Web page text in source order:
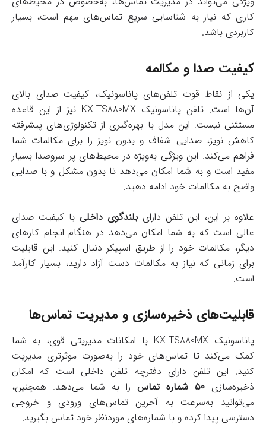
کاری که نیاز به شناسایی سریع تماس‌های مهم است، بسیار
کاربردی باشد.
کیفیت صدا و مکالمه
یکی از نقاط قوت تلفن‌های پاناسونیک، کیفیت صدای بالای
آن‌ها است. تلفن پاناسونیک KX-TS880MX نیز از این قاعده
مستثنی نیست. این مدل با بهره‌گیری از تکنولوژی‌های پیشرفته
کاهش نویز، صدایی شفاف و بدون نویز را برای مکالمات شما
فراهم می‌کند. این ویژگی به‌ویژه در محیط‌های پر سروصدا بسیار
مفید است و به شما امکان می‌دهد تا بدون مشکل و با صدایی
واضح به مکالمات خود ادامه دهید.
علاوه بر این، این تلفن دارای بلندگوی داخلی با کیفیت صدای
عالی است که به شما امکان می‌دهد در هنگام انجام کارهای
دیگر، مکالمات خود را از طریق اسپیکر دنبال کنید. این قابلیت
برای زمانی که نیاز به مکالمات دست آزاد دارید، بسیار کارآمد
است.
قابلیت‌های ذخیره‌سازی و مدیریت تماس‌ها
پاناسونیک KX-TS880MX با امکانات مدیریتی قوی، به شما
کمک می‌کند تا تماس‌های خود را به‌صورت موثرتری مدیریت
کنید. این تلفن دارای دفترچه تلفن داخلی است که امکان
ذخیره‌سازی ۵۰ شماره تماس
را به شما می‌دهد. همچنین،
می‌توانید به‌سرعت به آخرین تماس‌های ورودی و خروجی
دسترسی پیدا کرده و با شماره‌های موردنظر خود تماس بگیرید.